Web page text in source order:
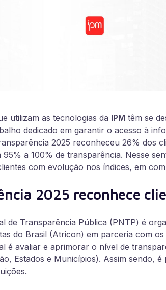
utilizam as tecnologias da IPM têm se
dedicado em garantir o acesso à
2025 reconheceu 26% dos
a 100% de transparência. Nesse
com evolução nos índices, em
2025 reconhece
de Transparência Pública (PNTP) é
do Brasil (Atricon) em parceria com
é avaliar e aprimorar o nível de
Estados e Municípios). Assim sendo,